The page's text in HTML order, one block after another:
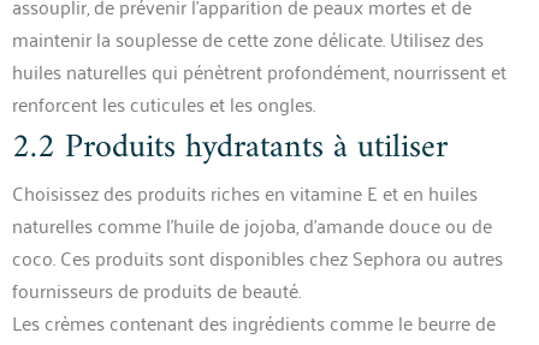
maintenir la souplesse de cette zone délicate. Utilisez des
huiles naturelles qui pénètrent profondément, nourrissent et
renforcent les cuticules et les ongles.
2.2 Produits hydratants à utiliser
Choisissez des produits riches en vitamine E et en huiles
naturelles comme l’huile de jojoba, d’amande douce ou de
coco. Ces produits sont disponibles chez Sephora ou autres
fournisseurs de produits de beauté.
Les crèmes contenant des ingrédients comme le beurre de